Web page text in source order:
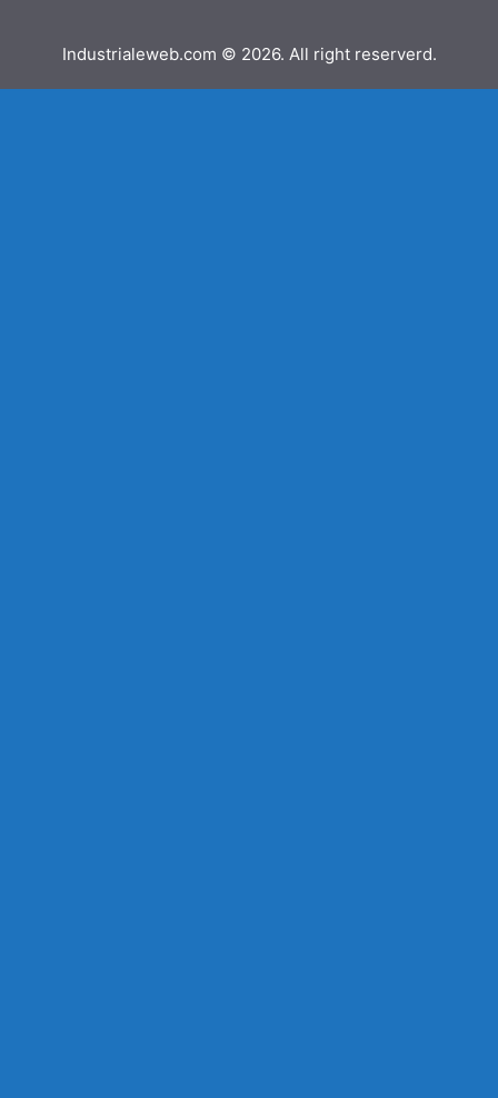
Industrialeweb.com © 2026. All right reserverd.